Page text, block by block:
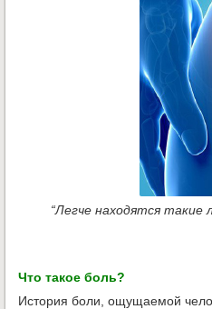
“Легче находятся
Что такое боль?
История боли, ощущаемой